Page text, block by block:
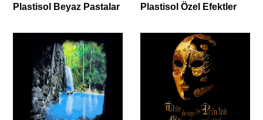
Plastisol Beyaz Pastalar Plastisol Özel Efektler